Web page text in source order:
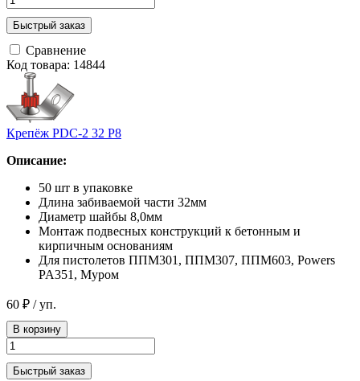
Быстрый заказ
Сравнение
Код товара: 14844
Крепёж PDC-2 32 Р8
Описание:
50 шт в упаковке
Длина забиваемой части 32мм
Диаметр шайбы 8,0мм
Монтаж подвесных конструкций к бетонным и
кирпичным основаниям
Для пистолетов ППМ301, ППМ307, ППМ603, Powers
PA351, Муром
60 ₽ / уп.
В корзину
Быстрый заказ